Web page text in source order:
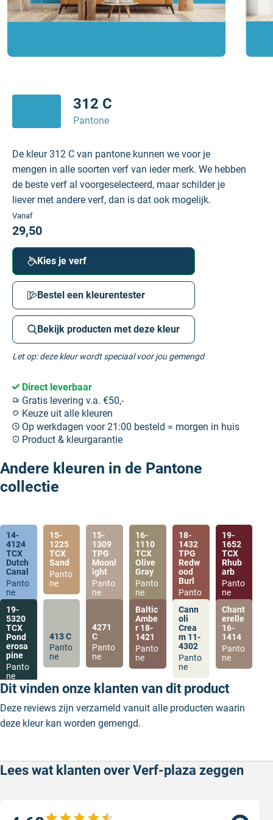
312 C
Pantone
De kleur 312 C van pantone kunnen we voor je
mengen in alle soorten verf van ieder merk. We hebben
de beste verf al voorgeselecteerd, maar schilder je
liever met andere verf, dan is dat ook mogelijk.
Vanaf
29,50
Kies je verf
Bestel een kleurentester
Bekijk producten met deze kleur
Let op: deze kleur wordt speciaal voor jou gemengd
Direct leverbaar
Gratis levering v.a. €50,-
Keuze uit alle kleuren
Op werkdagen voor 21:00 besteld = morgen in huis
Product & kleurgarantie
Andere kleuren in de Pantone
collectie
14-
4124
TCX
Dutch
Canal
Panto
ne
15-
1225
TCX
Sand
Panto
ne
15-
1309
TPG
Moonl
ight
Panto
ne
16-
1110
TCX
Olive
Gray
Panto
ne
18-
1432
TPG
Redw
ood
Burl
Panto
ne
19-
1652
TCX
Rhub
arb
Panto
ne
19-
5320
TCX
Pond
erosa
pine
Panto
ne
413 C
Panto
ne
4271
C
Panto
ne
Baltic
Ambe
r 18-
1421
Panto
ne
Cann
oli
Crea
m 11-
4302
Panto
ne
Chant
erelle
16-
1414
Panto
ne
Dit vinden onze klanten van dit product
Deze reviews zijn verzameld vanuit alle producten waarin
deze kleur kan worden gemengd.
Lees wat klanten over Verf-plaza zeggen